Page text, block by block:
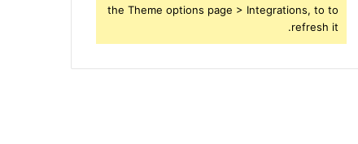
the Theme options page > Integrations, to to
refresh it.